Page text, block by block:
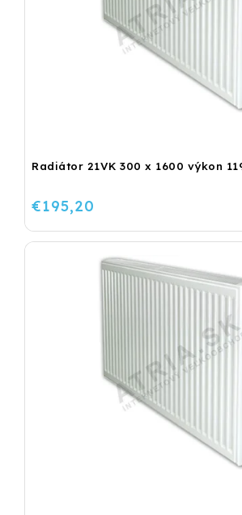
Radiátor 21VK 300 x 1600 výkon
€195,20